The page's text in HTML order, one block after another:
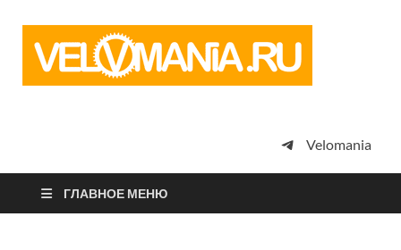
просто
Velomania
ГЛАВНОЕ МЕНЮ